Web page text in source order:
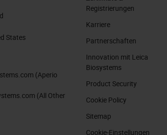
States
(Aperio
(All Other
Registrierungen
Karriere
Partnerschaften
Innovation mit Leica
Biosystems
Product Security
Cookie Policy
Sitemap
Cookie-Einstellungen